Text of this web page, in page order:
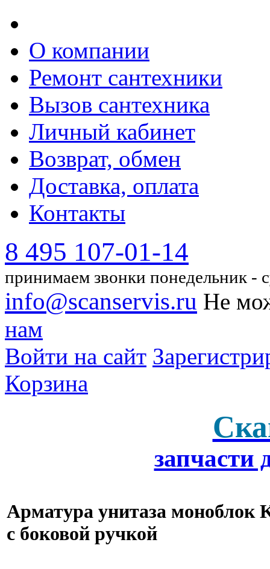
О компании
Ремонт сантехники
Вызов сантехника
Личный кабинет
Возврат, обмен
Доставка, оплата
Контакты
8 495 107-01-14
принимаем звонки понедельник -
info@scanservis.ru Не
нам
Войти на сайт
Корзина
запчасти
Арматура унитаза моноблок
с боковой ручкой